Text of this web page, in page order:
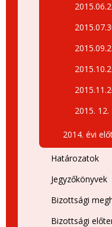
2015. 12.
2014. évi
Határozatok
Jegyzőkönyvek
Bizottsági
Bizottsági